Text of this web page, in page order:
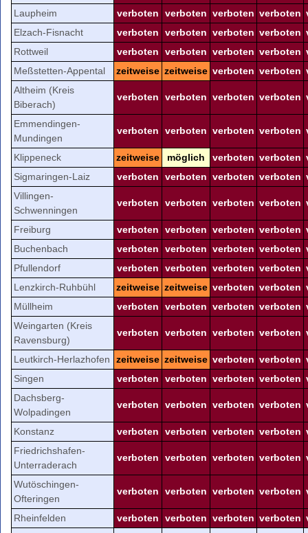
Laupheim verboten verboten verboten verboten
Elzach-Fisnacht
verboten verboten verboten verboten
Rottweil
verboten verboten verboten verboten
Meßstetten-Appental
zeitweise zeitweise verboten verboten
Altheim (Kreis
Biberach)
verboten verboten verboten verboten
Emmendingen-
Mundingen
verboten verboten verboten verboten
Klippeneck zeitweise möglich verboten verboten
Sigmaringen-Laiz
verboten verboten verboten verboten
Villingen-
Schwenningen
verboten verboten verboten verboten
Freiburg verboten verboten verboten verboten
Buchenbach
verboten verboten verboten verboten
Pfullendorf
verboten verboten verboten verboten
Lenzkirch-Ruhbühl
zeitweise zeitweise verboten verboten
Müllheim
verboten verboten verboten verboten
Weingarten (Kreis
Ravensburg)
verboten verboten verboten verboten
Leutkirch-Herlazhofen zeitweise zeitweise verboten verboten
Singen
verboten verboten verboten verboten
Dachsberg-
Wolpadingen
verboten verboten verboten verboten
Konstanz verboten verboten verboten verboten
Friedrichshafen-
Unterraderach
verboten verboten verboten verboten
Wutöschingen-
Ofteringen
verboten verboten verboten verboten
Rheinfelden verboten verboten verboten verboten